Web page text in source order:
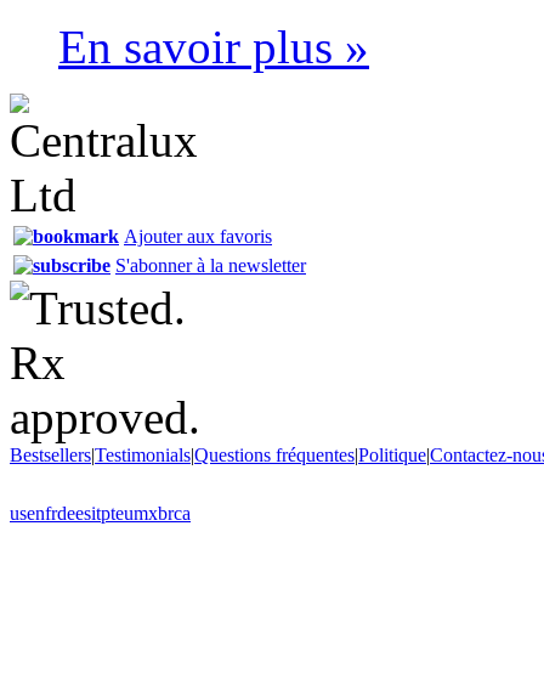
En savoir plus »
Ajouter aux favoris
S'abonner à la newsletter
Bestsellers|Testimonials|Questions fréquentes|Politique|Contactez-
usenfrdeesitpteumxbrca